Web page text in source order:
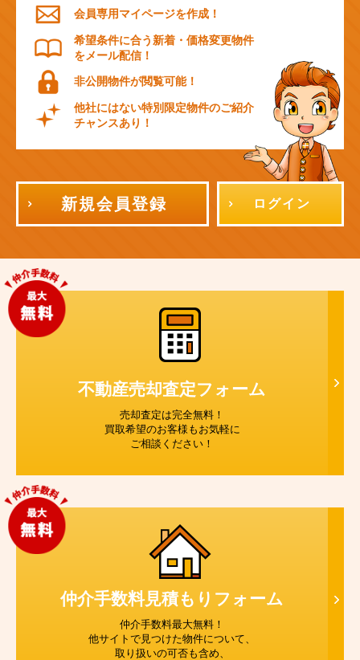
会員専用マイページを作成！
希望条件に合う新着・価格変更物件
をメール配信！
非公開物件が閲覧可能！
他社にはない特別限定物件のご紹介
チャンスあり！
新規会員登録 ログイン
不動産売却査定フォーム
売却査定は完全無料！
買取希望のお客様もお気軽に
ご相談ください！
仲介手数料見積もり フォーム
仲介手数料最大無料！
他サイトで見つけた物件について、
取り扱いの可否も含め、